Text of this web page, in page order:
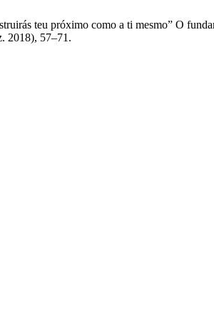
teu próximo como a ti mesmo” O
2018), 57–71.